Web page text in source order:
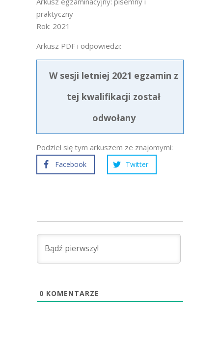
praktyczny
Rok: 2021
Arkusz PDF i odpowiedzi:
W sesji letniej 2021 egzamin z
tej kwalifikacji został
odwołany
Podziel się tym arkuszem ze znajomymi:
Facebook Twitter
0 KOMENTARZE